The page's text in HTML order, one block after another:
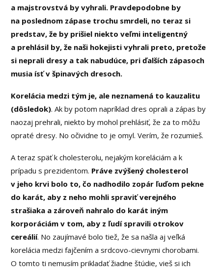
a majstrovstvá by vyhrali. Pravdepodobne by
na poslednom zápase trochu smrdeli, no teraz si
predstav, že by prišiel niekto veľmi inteligentný
a prehlásil by, že naši hokejisti vyhrali preto, pretože
si neprali dresy a tak nabudúce, pri ďalších zápasoch
musia ísť v špinavých dresoch.
Korelácia medzi tým je, ale neznamená to kauzalitu
(dôsledok). Ak by potom napríklad dres oprali a zápas by
naozaj prehrali, niekto by mohol prehlásiť, že za to môžu
opraté dresy. No očividne to je omyl. Verím, že rozumieš.
A teraz späť k cholesterolu, nejakým koreláciám a k
prípadu s prezidentom. Práve zvýšený cholesterol
v jeho krvi bolo to, čo nadhodilo zopár ľuďom pekne
do karát, aby z neho mohli spraviť verejného
strašiaka a zároveň nahralo do karát iným
korporáciám v tom, aby z ľudí spravili otrokov
cereálií. No zaujímavé bolo tiež, že sa našla aj veľká
korelácia medzi fajčením a srdcovo-cievnymi chorobami.
O tomto ti nemusím prikladať žiadne štúdie, vieš si ich